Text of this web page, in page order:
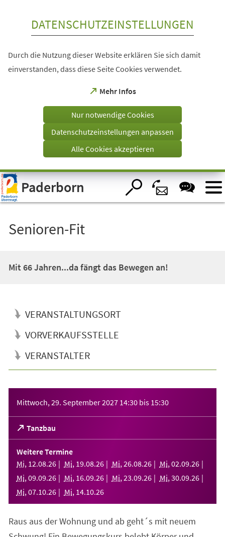
Visuelle
Assistenzsoftware
öffnen.
DATENSCHUTZEINSTELLUNGEN
Durch die Nutzung dieser Website erklären Sie sich damit
einverstanden, dass diese Seite Cookies verwendet.
Mehr Infos
(Öffnet
einem
Tab)
Nur notwendige Cookies
Datenschutzeinstellungen anpassen
Alle Cookies akzeptieren
Paderborn
Senioren-Fit
Mit 66 Jahren...da fängt das Bewegen an!
VERANSTALTUNGSORT
VORVERKAUFSSTELLE
VERANSTALTER
Mittwoch, 29. September 2027 14:30 bis 15:30
Tanzbau
(Öffnet
in
einem
neuen
Tab)
Weitere Termine
Mi, 12.08.26 Mi, 19.08.26 Mi, 26.08.26 Mi, 02.09.26
Mi, 09.09.26 Mi, 16.09.26 Mi, 23.09.26 Mi, 30.09.26
Mi, 07.10.26 Mi, 14.10.26
Raus aus der Wohnung und ab geht´s mit neuem